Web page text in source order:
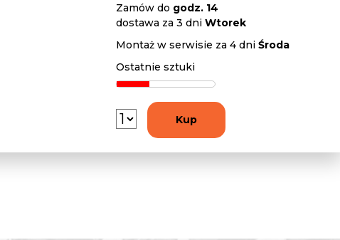
Zamów do godz. 14
dostawa za 3 dni Wtorek
Montaż w serwisie za 4 dni Środa
Ostatnie sztuki
Kup